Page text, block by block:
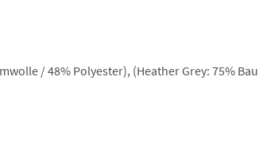
/ 48% Polyester), (Heather Grey: 75%